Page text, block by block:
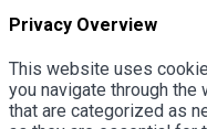
Privacy Overview
This website uses
you navigate through
that are categorized as